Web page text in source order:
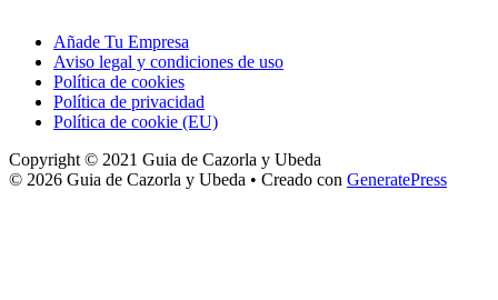
Añade Tu Empresa
Aviso legal y condiciones de uso
Política de cookies
Política de privacidad
Política de cookie (EU)
Copyright © 2021 Guia de Cazorla y Ubeda
© 2026 Guia de Cazorla y Ubeda • Creado con GeneratePress